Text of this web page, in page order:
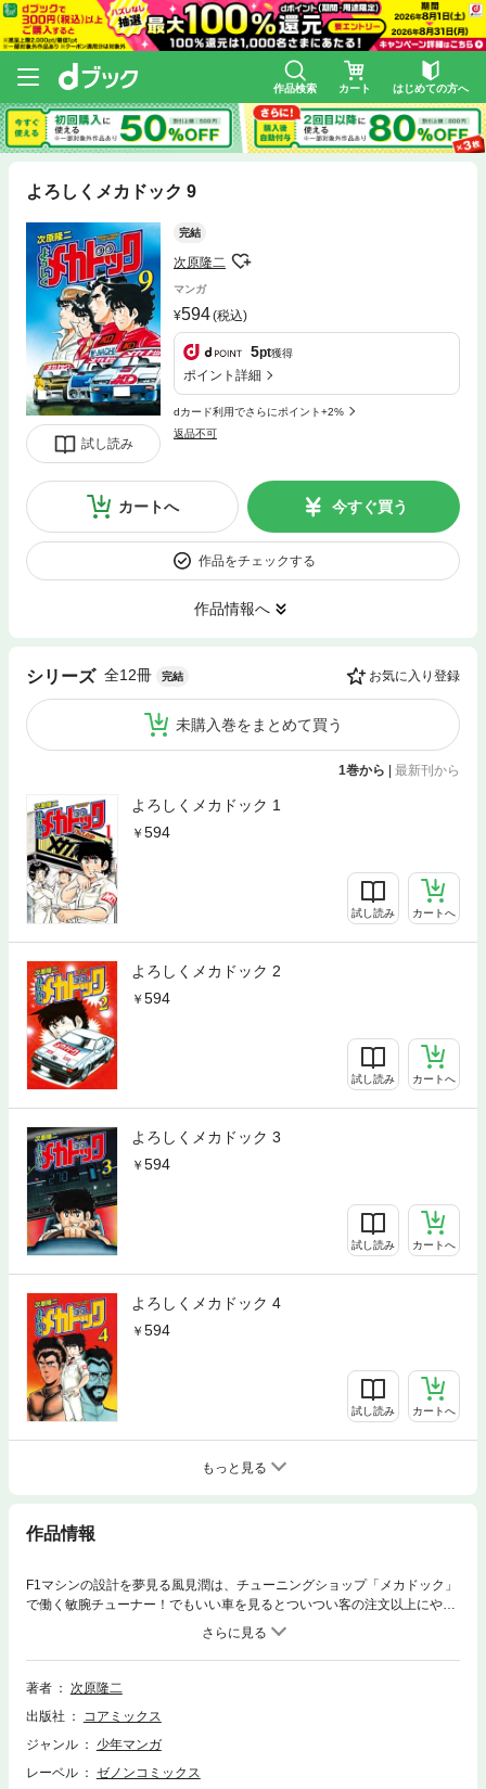
作品検索 カート はじめての方へ
よろしくメカドック 9
試し読み
完結
次原隆二
マンガ
594(税込)
5pt獲得
ポイント詳細
dカード利用でさらにポイント+2%
返品不可
カートへ 今すぐ買う
作品をチェックする
作品情報へ
シリーズ 全12冊 完結 お気に入り登録
未購入巻をまとめて買う
1巻から | 最新刊から
よろしくメカドック 1
594
試し読み カートへ
よろしくメカドック 2
594
試し読み カートへ
よろしくメカドック 3
594
試し読み カートへ
よろしくメカドック 4
594
試し読み カートへ
もっと見る
作品情報
F1マシンの設計を夢見る風見潤は、チューニングショップ「メカドック」
で働く敏腕チューナー！でもいい車を見るとついつい客の注文以上にやり
すぎてしまうことも…。おかげで「メカドック」は赤字続きで、経理担当
の中村一路から大目玉を喰らう毎日。でも全ては車が好きだからこそ!!楽
しい仲間と車に囲まれて、「メカドック」は今日も絶好調営業中!!
著者
次原隆二
出版社
コアミックス
ジャンル
少年マンガ
レーベル
ゼノンコミックス